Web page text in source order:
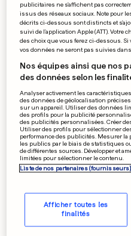
Du rouge
0 0
Les
0
publicitaires ne s'affichent pas
issus des réseaux sociaux. Note pour
décrits ci-dessous sont distincts et
suivi de l'application Apple (ATT). Votre
des choix que vous ferez ci-dessous. Si
vos données ne seront pas suivies
Nos équipes ainsi que nos
des données selon les
Analyser activement les
des données de géolocalisation
sur un appareil. Utiliser des données
des profils pour la publicité
des publicités personnalisées. Créer
Utiliser des profils pour sélectionner
performance des publicités. Mesurer la
les publics par le biais de statistiques
de différentes sources. Développer et
limitées pour sélectionner le contenu.
Liste de nos partenaires (fournisseurs)
Afficher toutes les
finalités